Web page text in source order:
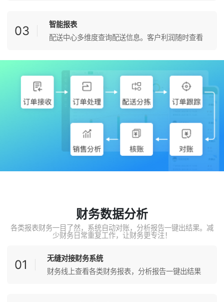
03
智能报表
配送中心多维度查询配送信息。客户利润随时查看
财务数据分析
各类报表财务一目了然，系统自动对账，分析报告一键出结果。减
少财务日常重复工作，让财务更专注！
01
无缝对接财务系统
财务线上查看各类财务报表，分析报告一键出结果